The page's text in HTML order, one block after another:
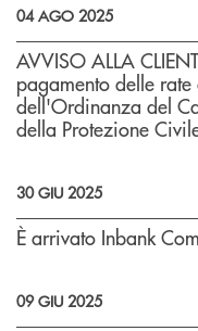
04 AGO 2025
AVVISO ALLA
pagamento delle
dell'Ordinanza del
della Protezione
30 GIU 2025
È arrivato Inbank
09 GIU 2025